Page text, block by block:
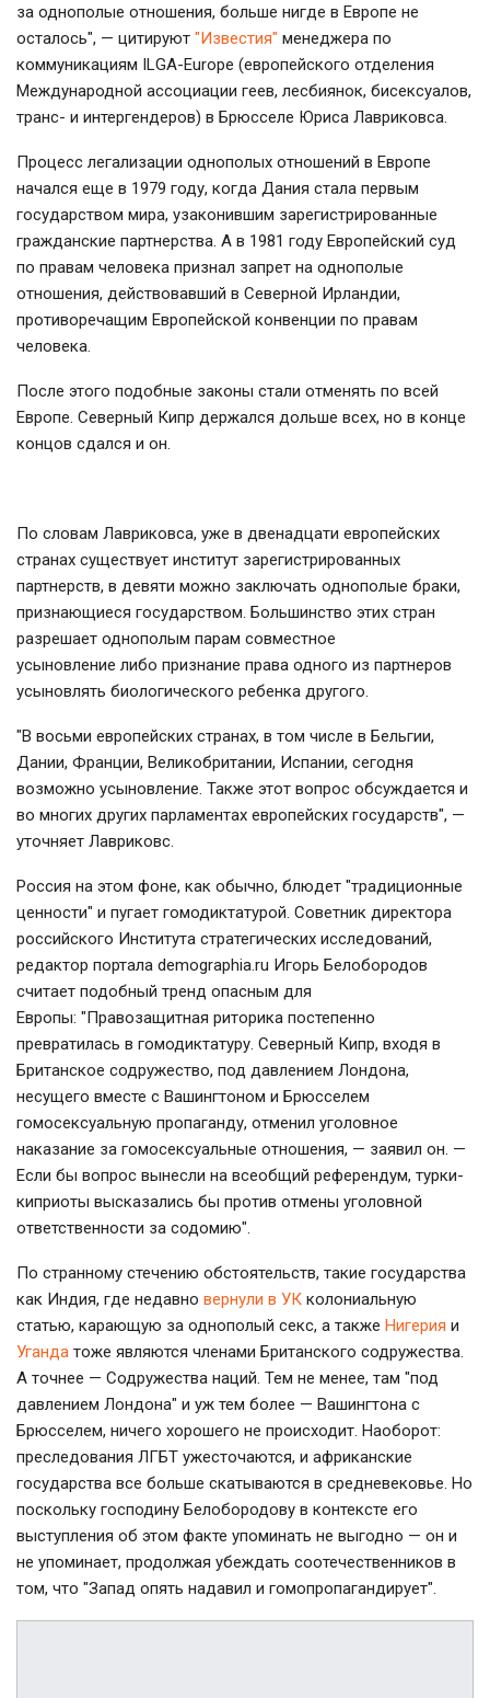
за однополые отношения, больше нигде в Европе не
осталось", — цитируют "Известия" менеджера по
коммуникациям ILGA-Europe (европейского отделения
Международной ассоциации геев, лесбиянок, бисексуалов,
транс- и интергендеров) в Брюсселе Юриса Лавриковса.
Процесс легализации однополых отношений в Европе
начался еще в 1979 году, когда Дания стала первым
государством мира, узаконившим зарегистрированные
гражданские партнерства. А в 1981 году Европейский суд
по правам человека признал запрет на однополые
отношения, действовавший в Северной Ирландии,
противоречащим Европейской конвенции по правам
человека.
После этого подобные законы стали отменять по всей
Европе. Северный Кипр держался дольше всех, но в конце
концов сдался и он.
По словам Лавриковса, уже в двенадцати европейских
странах существует институт зарегистрированных
партнерств, в девяти можно заключать однополые браки,
признающиеся государством. Большинство этих стран
разрешает однополым парам совместное
усыновление либо признание права одного из партнеров
усыновлять биологического ребенка другого.
"В восьми европейских странах, в том числе в Бельгии,
Дании, Франции, Великобритании, Испании, сегодня
возможно усыновление. Также этот вопрос обсуждается и
во многих других парламентах европейских государств", —
уточняет Лавриковс.
Россия на этом фоне, как обычно, блюдет "традиционные
ценности" и пугает гомодиктатурой. Советник директора
российского Института стратегических исследований,
редактор портала demographia.ru Игорь Белобородов
считает подобный тренд опасным для
Европы: "Правозащитная риторика постепенно
превратилась в гомодиктатуру. Северный Кипр, входя в
Британское содружество, под давлением Лондона,
несущего вместе с Вашингтоном и Брюсселем
гомосексуальную пропаганду, отменил уголовное
наказание за гомосексуальные отношения, — заявил он. —
Если бы вопрос вынесли на всеобщий референдум, турки-
киприоты высказались бы против отмены уголовной
ответственности за содомию".
По странному стечению обстоятельств, такие государства
как Индия, где недавно вернули в УК колониальную
статью, карающую за однополый секс, а также Нигерия и
Уганда тоже являются членами Британского содружества.
А точнее — Содружества наций. Тем не менее, там "под
давлением Лондона" и уж тем более — Вашингтона с
Брюсселем, ничего хорошего не происходит. Наоборот:
преследования ЛГБТ ужесточаются, и африканские
государства все больше скатываются в средневековье. Но
поскольку господину Белобородову в контексте его
выступления об этом факте упоминать не выгодно — он и
не упоминает, продолжая убеждать соотечественников в
том, что "Запад опять надавил и гомопропагандирует".